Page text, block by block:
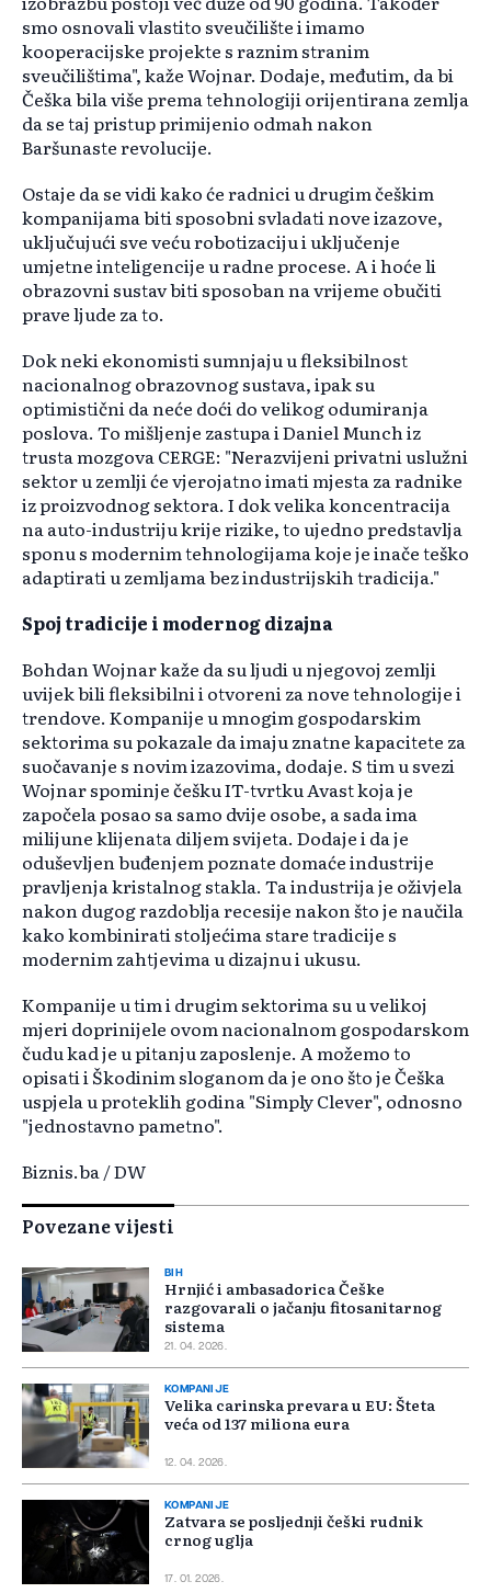
smo osnovali vlastito sveučilište i imamo
kooperacijske projekte s raznim stranim
sveučilištima", kaže Wojnar. Dodaje, međutim, da bi
Češka bila više prema tehnologiji orijentirana zemlja
da se taj pristup primijenio odmah nakon
Baršunaste revolucije.
Ostaje da se vidi kako će radnici u drugim češkim
kompanijama biti sposobni svladati nove izazove,
uključujući sve veću robotizaciju i uključenje
umjetne inteligencije u radne procese. A i hoće li
obrazovni sustav biti sposoban na vrijeme obučiti
prave ljude za to.
Dok neki ekonomisti sumnjaju u fleksibilnost
nacionalnog obrazovnog sustava, ipak su
optimistični da neće doći do velikog odumiranja
poslova. To mišljenje zastupa i Daniel Munch iz
trusta mozgova CERGE: "Nerazvijeni privatni uslužni
sektor u zemlji će vjerojatno imati mjesta za radnike
iz proizvodnog sektora. I dok velika koncentracija
na auto-industriju krije rizike, to ujedno predstavlja
sponu s modernim tehnologijama koje je inače teško
adaptirati u zemljama bez industrijskih tradicija."
Spoj tradicije i modernog dizajna
Bohdan Wojnar kaže da su ljudi u njegovoj zemlji
uvijek bili fleksibilni i otvoreni za nove tehnologije i
trendove. Kompanije u mnogim gospodarskim
sektorima su pokazale da imaju znatne kapacitete za
suočavanje s novim izazovima, dodaje. S tim u svezi
Wojnar spominje češku IT-tvrtku Avast koja je
započela posao sa samo dvije osobe, a sada ima
milijune klijenata diljem svijeta. Dodaje i da je
oduševljen buđenjem poznate domaće industrije
pravljenja kristalnog stakla. Ta industrija je oživjela
nakon dugog razdoblja recesije nakon što je naučila
kako kombinirati stoljećima stare tradicije s
modernim zahtjevima u dizajnu i ukusu.
Kompanije u tim i drugim sektorima su u velikoj
mjeri doprinijele ovom nacionalnom gospodarskom
čudu kad je u pitanju zaposlenje. A možemo to
opisati i Škodinim sloganom da je ono što je Češka
uspjela u proteklih godina "Simply Clever", odnosno
"jednostavno pametno".
Biznis.ba / DW
Povezane vijesti
BIH
Hrnjić i ambasadorica Češke
razgovarali o jačanju fitosanitarnog
sistema
21. 04. 2026.
KOMPANIJE
Velika carinska prevara u EU: Šteta
veća od 137 miliona eura
12. 04. 2026.
KOMPANIJE
Zatvara se posljednji češki rudnik
crnog uglja
17. 01. 2026.